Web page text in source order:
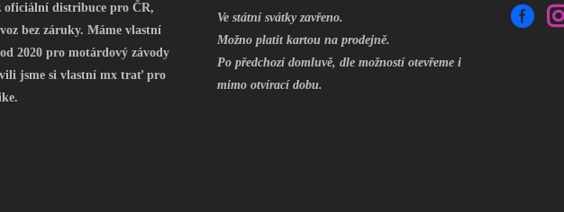
oficiální distribuce pro ČR,
bez záruky. Máme vlastní
2020 pro motárdový závody
jsme si vlastní mx trať pro
Ve státní svátky zavřeno.
Možno platit kartou na prodejně.
Po předchozí domluvě, dle možností otevřeme i
mimo otvírací dobu.